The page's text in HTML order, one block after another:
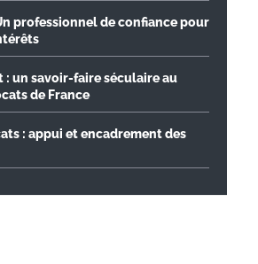
professionnel de confiance pour
: un savoir-faire séculaire au
de France
: appui et encadrement des